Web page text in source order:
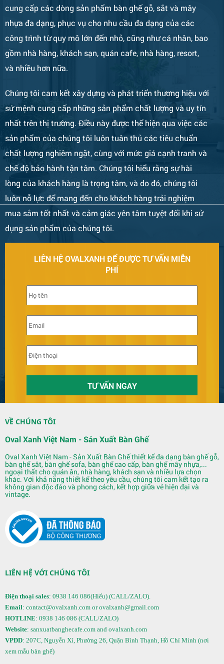
Bàn Ghế 133
Bàn Ghế 132
Bàn Ghế 131
Quầy Bar 123
cung cấp các dòng sản phẩm bàn ghế gỗ, sắt và mây
nhựa đa dạng, phục vụ cho nhu cầu đa dạng của các
công trình từ quy mô lớn đến nhỏ, cũng như cá nhân, bao
gồm nhà hàng, khách sạn, quán cafe, nhà hàng, resort,
và nhiều hơn nữa.
Chúng tôi cam kết xây dựng và phát triển thương hiệu với
sứ mệnh cung cấp những sản phẩm chất lượng và uy tín
nhất trên thị trường. Điều này được thể hiện qua việc các
sản phẩm của chúng tôi luôn tuân thủ các tiêu chuẩn
chất lượng nghiêm ngặt, cùng với mức giá cạnh tranh và
chế độ bảo hành tận tâm. Chúng tôi hiểu rằng sự hài
lòng của khách hàng là trọng tâm, và do đó, chúng tôi
luôn nỗ lực để mang đến cho khách hàng trải nghiệm
mua sắm tốt nhất và cảm giác yên tâm tuyệt đối khi sử
dụng sản phẩm của chúng tôi.
LIÊN HỆ OVALXANH ĐỂ ĐƯỢC TƯ VẤN MIỄN
PHÍ
VỀ CHÚNG TÔI
Oval Xanh Việt Nam - Sản Xuất Bàn Ghế
Oval Xanh Việt Nam - Sản Xuất Bàn Ghế thiết kế đa dạng bàn ghế gỗ,
bàn ghế sắt, bàn ghế sofa, bàn ghế cao cấp, bàn ghế mây nhựa,...
ngoại thất cho quán ăn, nhà hàng, khách sạn và nhiều lựa chọn
khác. Với khả năng thiết kế theo yêu cầu, chúng tôi cam kết tạo ra
không gian độc đáo và phong cách, kết hợp giữa vẻ hiện đại và
vintage.
LIÊN HỆ VỚI CHÚNG TÔI
Điện thoại sales: 0938 146 086(Hiếu) (CALL/ZALO).
Email: contact@ovalxanh.com or ovalxanh@gmail.com
HOTLINE: 0938 146 086 (CALL/ZALO)
Website: sanxuatbanghecafe.com and ovalxanh.com
VPDD: 207C, Nguyễn Xí, Phường 26, Quận Bình Thạnh, Hồ Chí Minh (nơi
xem mẫu bàn ghế)